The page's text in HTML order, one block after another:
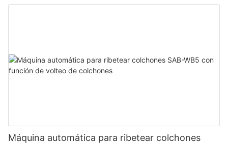
Máquina automática para ribetear colchones